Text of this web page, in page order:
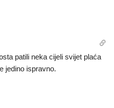
patili neka cijeli svijet plaća
jedino ispravno.